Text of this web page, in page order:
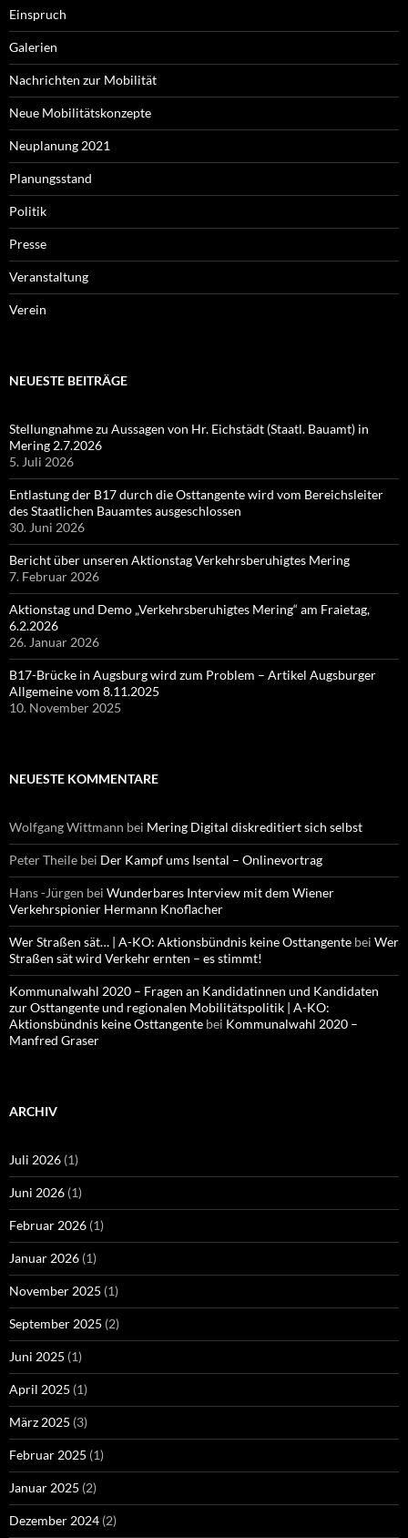
Einspruch
Galerien
Nachrichten zur Mobilität
Neue Mobilitätskonzepte
Neuplanung 2021
Planungsstand
Politik
Presse
Veranstaltung
Verein
NEUESTE BEITRÄGE
Stellungnahme zu Aussagen von Hr. Eichstädt (Staatl. Bauamt) in
Mering 2.7.2026
5. Juli 2026
Entlastung der B17 durch die Osttangente wird vom Bereichsleiter
des Staatlichen Bauamtes ausgeschlossen
30. Juni 2026
Bericht über unseren Aktionstag Verkehrsberuhigtes Mering
7. Februar 2026
Aktionstag und Demo „Verkehrsberuhigtes Mering“ am Fraietag,
6.2.2026
26. Januar 2026
B17-Brücke in Augsburg wird zum Problem – Artikel Augsburger
Allgemeine vom 8.11.2025
10. November 2025
NEUESTE KOMMENTARE
Wolfgang Wittmann bei Mering Digital diskreditiert sich selbst
Peter Theile bei Der Kampf ums Isental – Onlinevortrag
Hans -Jürgen bei Wunderbares Interview mit dem Wiener
Verkehrspionier Hermann Knoflacher
Wer Straßen sät… | A-KO: Aktionsbündnis keine Osttangente bei Wer
Straßen sät wird Verkehr ernten – es stimmt!
Kommunalwahl 2020 – Fragen an Kandidatinnen und Kandidaten
zur Osttangente und regionalen Mobilitätspolitik | A-KO:
Aktionsbündnis keine Osttangente bei Kommunalwahl 2020 –
Manfred Graser
ARCHIV
Juli 2026 (1)
Juni 2026 (1)
Februar 2026 (1)
Januar 2026 (1)
November 2025 (1)
September 2025 (2)
Juni 2025 (1)
April 2025 (1)
März 2025 (3)
Februar 2025 (1)
Januar 2025 (2)
Dezember 2024 (2)